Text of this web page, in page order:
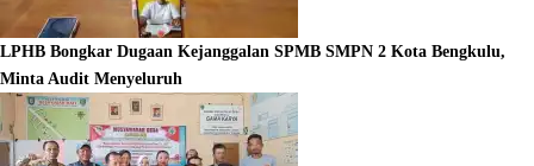
LPHB Bongkar Dugaan Kejanggalan SPMB SMPN 2 Kota Bengkulu,
Minta Audit Menyeluruh